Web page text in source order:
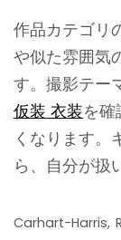
作品カテゴリ
や似た雰囲気
す。撮影テー
仮装 衣装を
くなります。
ら、自分が扱
Carhart-Harris,